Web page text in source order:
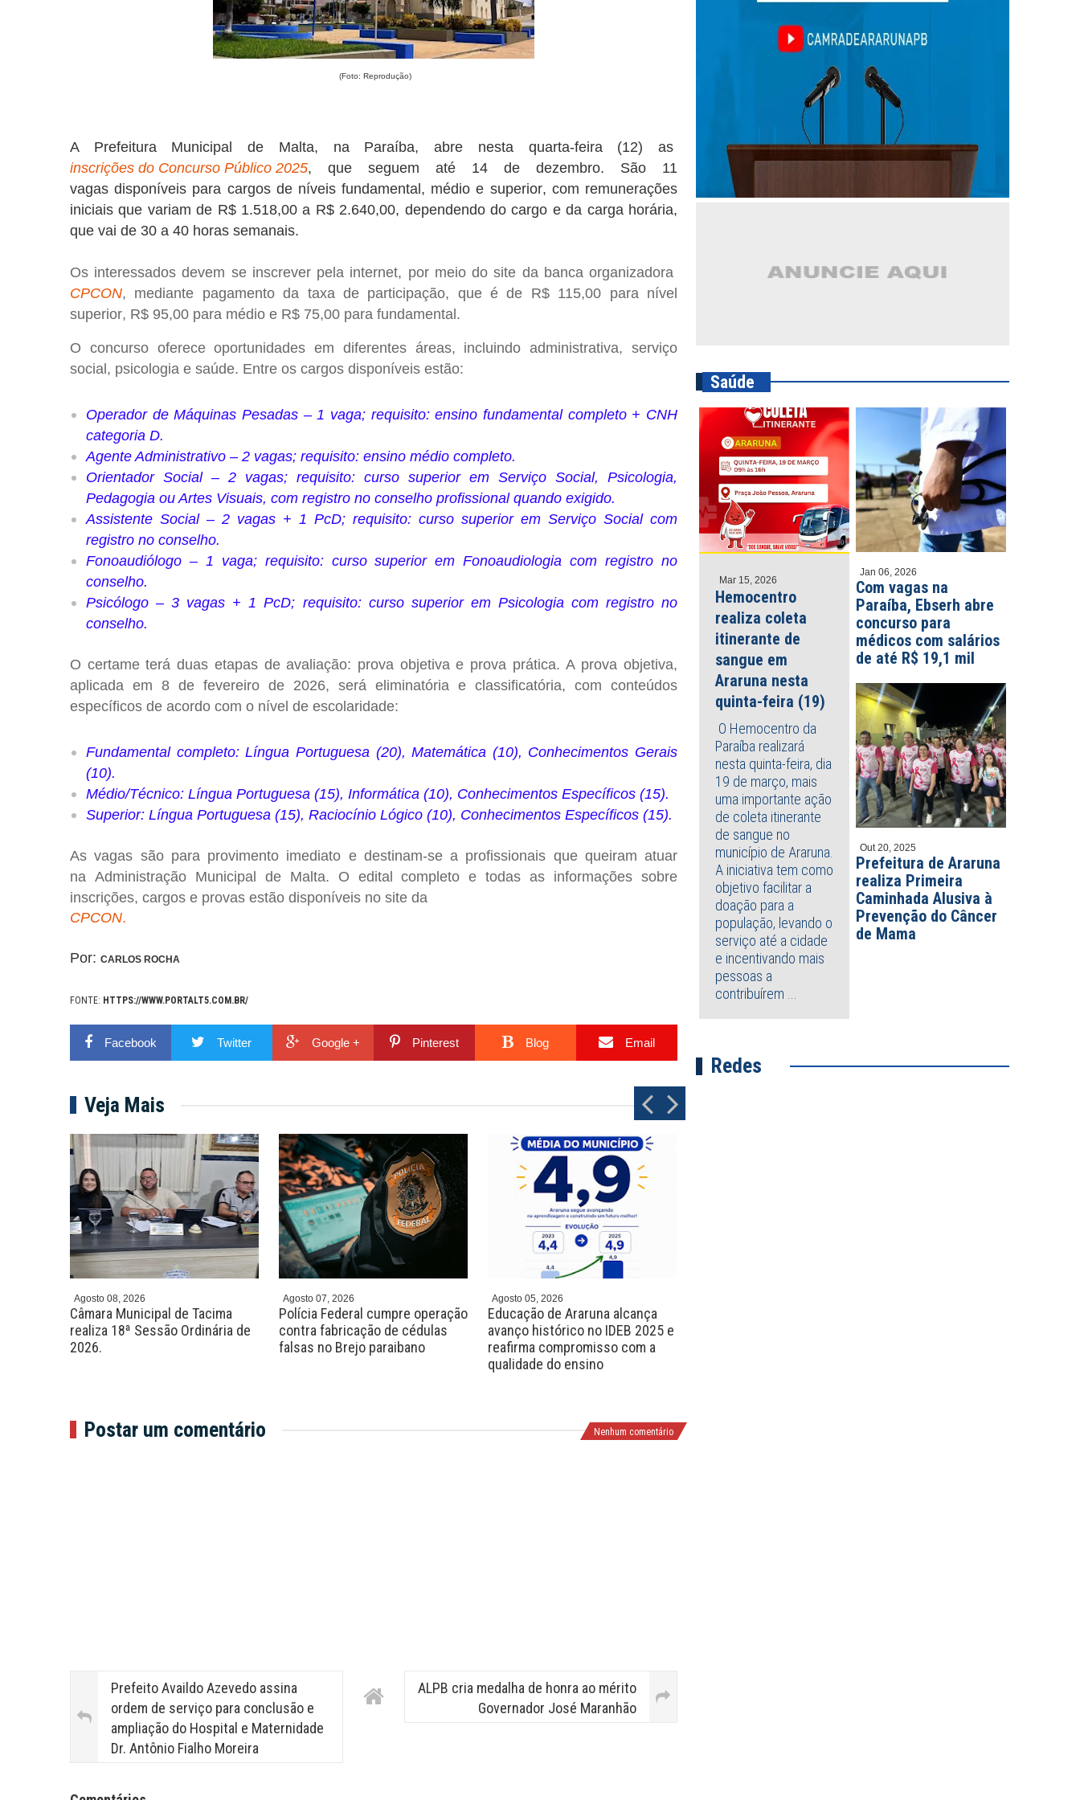
(Foto: Reprodução)
A Prefeitura Municipal de Malta, na Paraíba, abre nesta quarta-feira (12)
as
inscrições do Concurso Público 2025, que seguem até 14 de dezembro. São 11
vagas disponíveis para cargos de níveis fundamental, médio e superior, com remunerações
iniciais que variam de R$ 1.518,00 a R$ 2.640,00, dependendo do cargo e da carga horária,
que vai de 30 a 40 horas semanais.
Os interessados devem se inscrever pela internet, por meio do site da banca organizadora
CPCON, mediante pagamento da taxa de participação, que é de R$ 115,00 para nível
superior, R$ 95,00 para médio e R$ 75,00 para fundamental .
O concurso oferece oportunidades em diferentes áreas, incluindoadministrativa, serviço
social, psicologia e saúde. Entre os cargos disponíveis estão:
Operador de Máquinas Pesadas – 1 vaga; requisito: ensino fundamental completo + CNH
categoria D.
Agente Administrativo – 2 vagas; requisito: ensino médio completo.
Orientador Social– 2 vagas; requisito: curso superior em Serviço Social, Psicologia,
Pedagogia ou Artes Visuais, com registro no conselho profissional quando exigido.
Assistente Social– 2 vagas + 1 PcD; requisito: curso superior em Serviço Social com
registro no conselho.
Fonoaudiólogo – 1 vaga; requisito: curso superior em Fonoaudiologia com registro no
conselho.
Psicólogo – 3 vagas + 1 PcD; requisito: curso superior em Psicologia com registro no
conselho.
O certame teráduas etapas de avaliação: prova objetivae prova prática. A prova objetiva,
aplicada em 8 de fevereiro de 2026, será eliminatória e classificatória, com conteúdos
específicos de acordo com o nível de escolaridade:
Fundamental completo:Língua Portuguesa (20), Matemática (10), Conhecimentos Gerais
(10).
Médio/Técnico: Língua Portuguesa (15), Informática (10), Conhecimentos Específicos (15).
Superior: Língua Portuguesa (15), Raciocínio Lógico (10), Conhecimentos Específicos (15).
Asvagas são para provimento imediato e destinam-se a profissionais que queiram atuar
na Administração Municipal de Malta. O edital completo e todas as informações sobre
inscrições, cargos e provas estão disponíveis no site da
CPCON.
Por: CARLOS ROCHA
FONTE: HTTPS://WWW.PORTALT5.COM.BR/
Facebook Twitter Google + Pinterest Blog Email
Veja Mais
Agosto 08, 2026
Câmara Municipal de Tacima
realiza 18ª Sessão Ordinária de
2026.
Agosto 07, 2026
Polícia Federal cumpre operação
contra fabricação de cédulas
falsas no Brejo paraibano
Agosto 05, 2026
Educação de Araruna alcança
avanço histórico no IDEB 2025 e
reafirma compromisso com a
qualidade do ensino
P
r
v
Postar um comentário Nenhum comentário
Prefeito Availdo Azevedo assina
ordem de serviço para conclusão e
ampliação do Hospital e Maternidade
Dr. Antônio Fialho Moreira
ALPB cria medalha de honra ao mérito
Governador José Maranhão
Facebook Comments APPID
Saúde
Mar 15, 2026
Hemocentro
realiza coleta
itinerante de
sangue em
Araruna nesta
quinta-feira (19)
O Hemocentro da
Paraíba realizará
nesta quinta-feira, dia
19 de março, mais
uma importante ação
de coleta itinerante
de sangue no
município de Araruna.
A iniciativa tem como
objetivo facilitar a
doação para a
população, levando o
serviço até a cidade
e incentivando mais
pessoas a
contribuírem ...
Jan 06, 2026
Com vagas na
Paraíba, Ebserh abre
concurso para
médicos com salários
de até R$ 19,1 mil
Out 20, 2025
Prefeitura de Araruna
realiza Primeira
Caminhada Alusiva à
Prevenção do Câncer
de Mama
Redes